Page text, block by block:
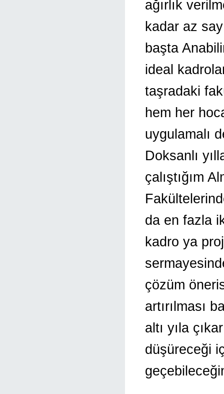
ağırlık
kadar az
başta
ideal
taşradaki
hem her
uygulamalı
Doksanlı
çalıştığım
da en fazla
kadro ya
çözüm
artırılması
altı yıla
düşüreceği